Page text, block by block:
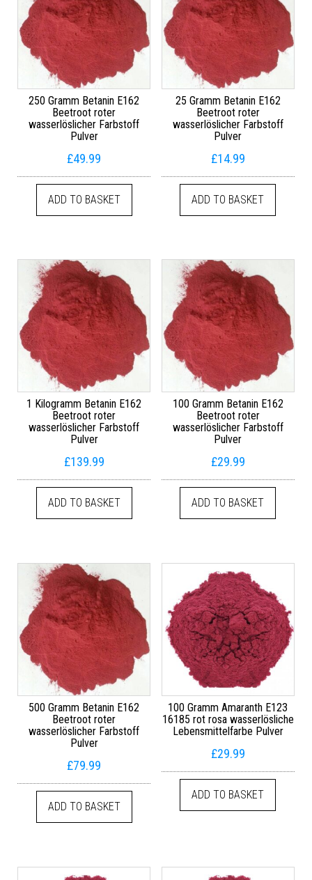
250 Gramm Betanin E162
Beetroot roter
wasserlöslicher Farbstoff
Pulver
£49.99
ADD TO BASKET
25 Gramm Betanin E162
Beetroot roter
wasserlöslicher Farbstoff
Pulver
£14.99
ADD TO BASKET
1 Kilogramm Betanin E162
Beetroot roter
wasserlöslicher Farbstoff
Pulver
£139.99
ADD TO BASKET
100 Gramm Betanin E162
Beetroot roter
wasserlöslicher Farbstoff
Pulver
£29.99
ADD TO BASKET
500 Gramm Betanin E162
Beetroot roter
wasserlöslicher Farbstoff
Pulver
£79.99
ADD TO BASKET
100 Gramm Amaranth E123
16185 rot rosa wasserlösliche
Lebensmittelfarbe Pulver
£29.99
ADD TO BASKET